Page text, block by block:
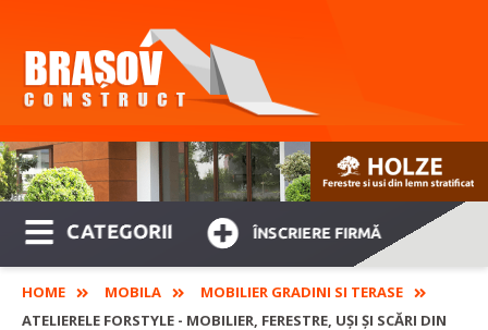
CATEGORII ÎNSCRIERE FIRMĂ
HOME MOBILA
MOBILIER GRADINI SI TERASE
ATELIERELE FORSTYLE - MOBILIER, FERESTRE, UȘI ȘI SCĂRI DIN